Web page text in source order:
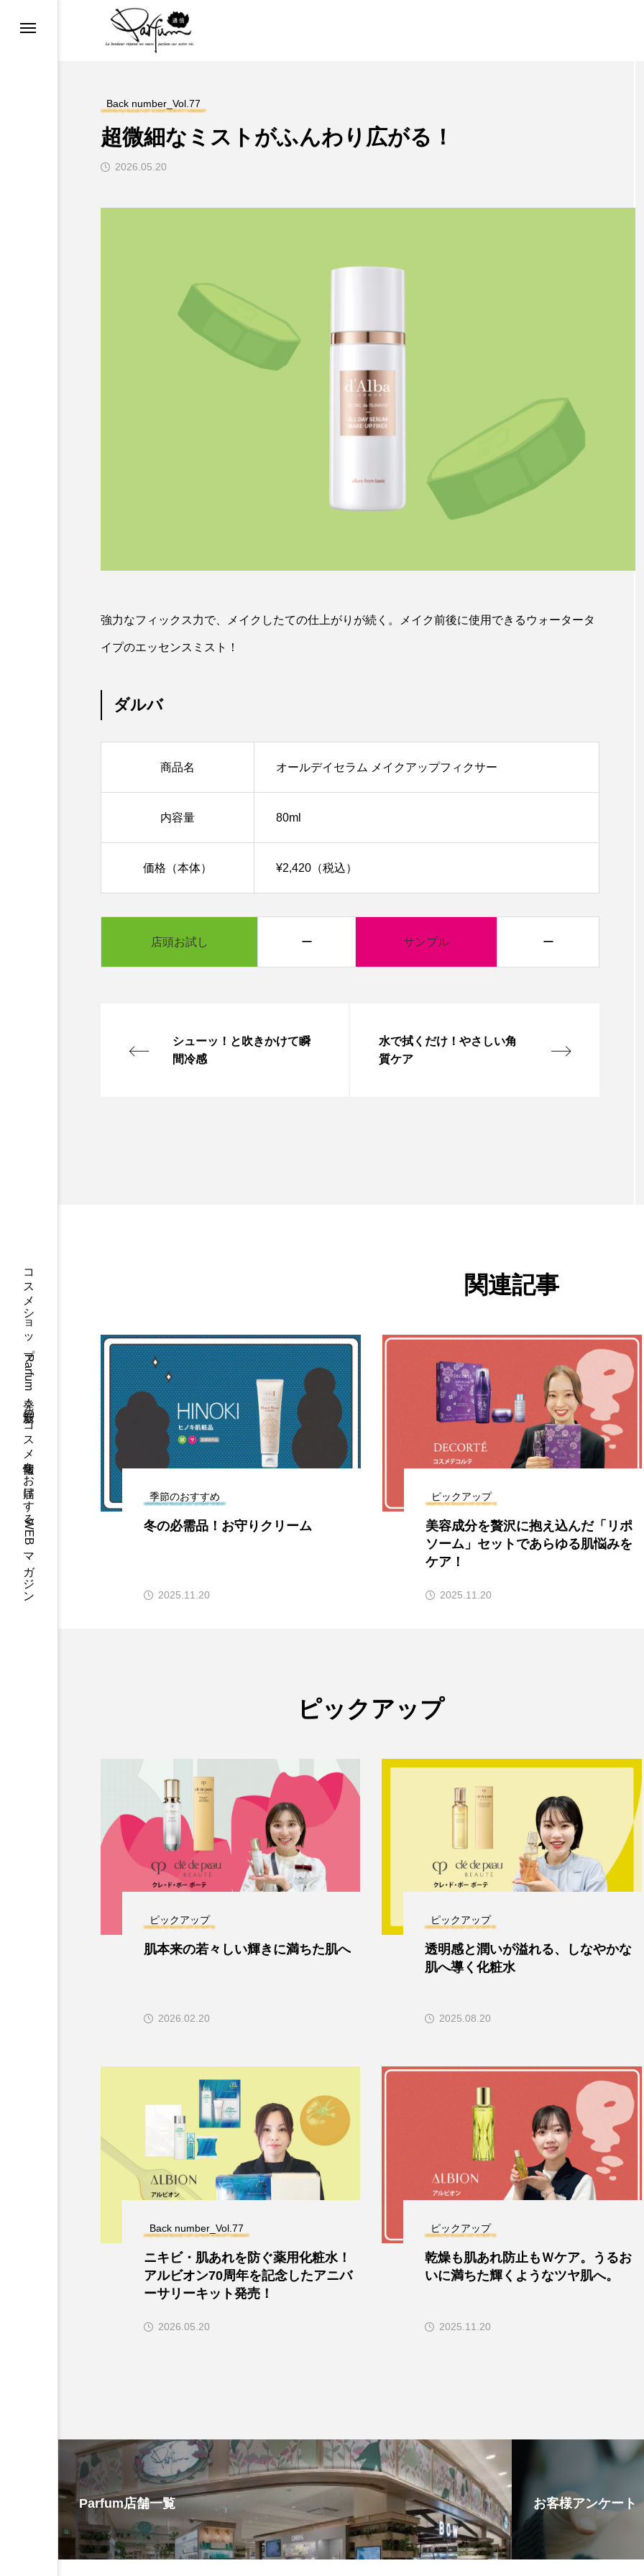
コスメショップParfum発！最新のコスメ情報をお届けするWEBマガジン
Back number_Vol.77
超微細なミストがふんわり広がる！
2026.05.20
強力なフィックス力で、メイクしたての仕上がりが続く。メイク前後に使用できるウォータータ
イプのエッセンスミスト！
ダルバ
商品名 オールデイセラム メイクアップフィクサー
内容量 80ml
価格（本体） ¥2,420（税込）
店頭お試し ー サンプル ー
シューッ！と吹きかけて瞬
間冷感
水で拭くだけ！やさしい角
質ケア
関連記事
レンジン
季節のおすすめ
冬の必需品！お守りクリーム
2025.11.20
ピックアップ
美容成分を贅沢に抱え込んだ「リポ
ソーム」セットであらゆる肌悩みを
ケア！
2025.11.20
ピックアップ
ピックアップ
肌本来の若々しい輝きに満ちた肌へ
2026.02.20
ピックアップ
透明感と潤いが溢れる、しなやかな
肌へ導く化粧水
2025.08.20
Back number_Vol.77
ニキビ・肌あれを防ぐ薬用化粧水！
アルビオン70周年を記念したアニバ
ーサリーキット発売！
2026.05.20
ピックアップ
乾燥も肌あれ防止もＷケア。うるお
いに満ちた輝くようなツヤ肌へ。
2025.11.20
Parfum店舗一覧 お客様アンケート